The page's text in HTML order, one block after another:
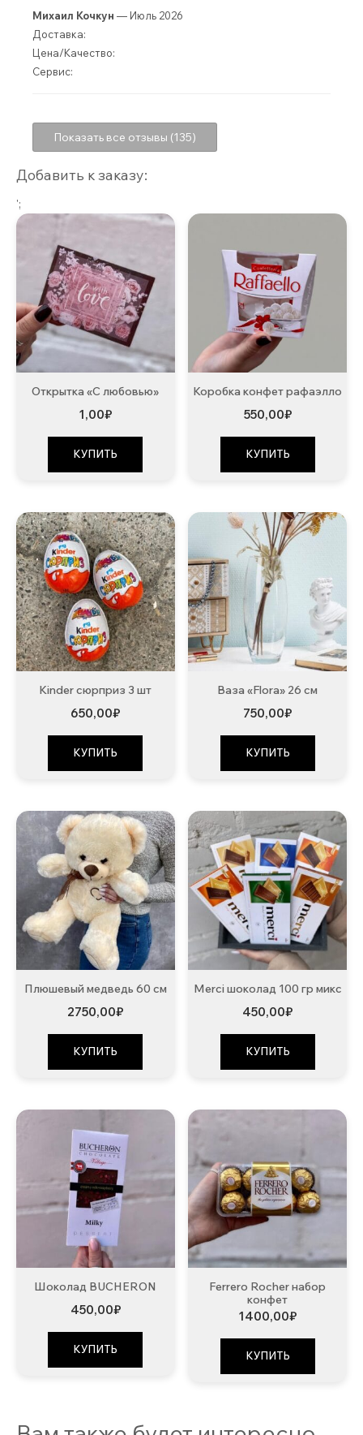
Михаил Кочкун — Июль 2026
Доставка:
Цена/Качество:
Сервис:
Показать все отзывы (135)
Добавить к заказу:
';
Открытка «С любовью»
1,00₽
КУПИТЬ
Коробка конфет рафаэлло
550,00₽
КУПИТЬ
Kinder сюрприз 3 шт
650,00₽
КУПИТЬ
Ваза «Flora» 26 см
750,00₽
КУПИТЬ
Плюшевый медведь 60 см
2750,00₽
КУПИТЬ
Merci шоколад 100 гр микс
450,00₽
КУПИТЬ
Шоколад BUCHERON
450,00₽
КУПИТЬ
Ferrero Rocher набор
конфет
1400,00₽
КУПИТЬ